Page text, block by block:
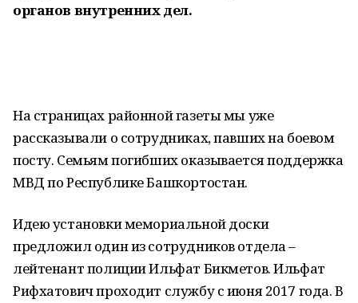
органов внутренних дел.
На страницах районной газеты мы уже
рассказывали о сотрудниках, павших на боевом
посту. Семьям погибших оказывается поддержка
МВД по Республике Башкортостан.
Идею установки мемориальной доски
предложил один из сотрудников отдела –
лейтенант полиции Ильфат Бикметов. Ильфат
Рифхатович проходит службу с июня 2017 года. В